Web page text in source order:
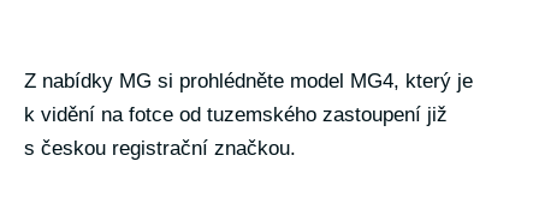
Z nabídky MG si prohlédněte model MG4, který je
k vidění na fotce od tuzemského zastoupení již
s českou registrační značkou.